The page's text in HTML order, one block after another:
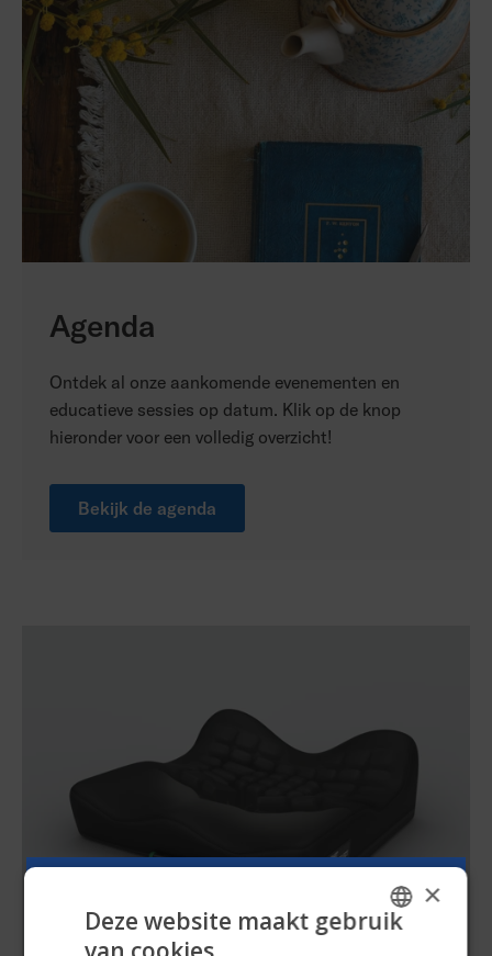
Agenda
Ontdek al onze aankomende evenementen en
educatieve sessies op datum. Klik op de knop
hieronder voor een volledig overzicht!
Bekijk de agenda
×
Deze website maakt gebruik